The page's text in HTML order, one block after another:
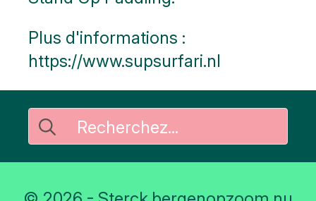
Plus d'informations :
https://www.supsurfari.nl
Rechercher
: